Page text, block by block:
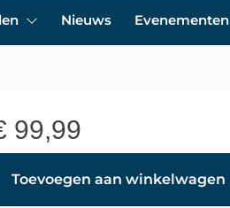
Nieuws Evenementen
99,99
Toevoegen aan winkelwagen